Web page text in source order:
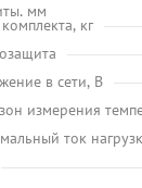
мм
кг
в сети, В
измерения
ток